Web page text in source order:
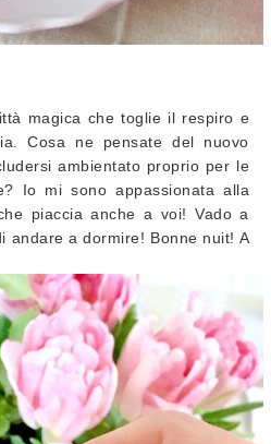
magica che toglie il respiro e
Cosa ne pensate del nuovo
ambientato proprio per le
Io mi sono appassionata alla
piaccia anche a voi! Vado a
andare a dormire! Bonne nuit! A